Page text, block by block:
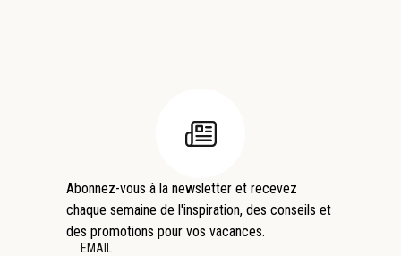
Abonnez-vous à la newsletter et recevez
chaque semaine de l'inspiration, des conseils et
des promotions pour vos vacances.
EMAIL